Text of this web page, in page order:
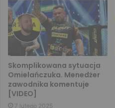
Skomplikowana sytuacja
Omielańczuka. Menedżer
zawodnika komentuje
[VIDEO]
7 lutego 2025